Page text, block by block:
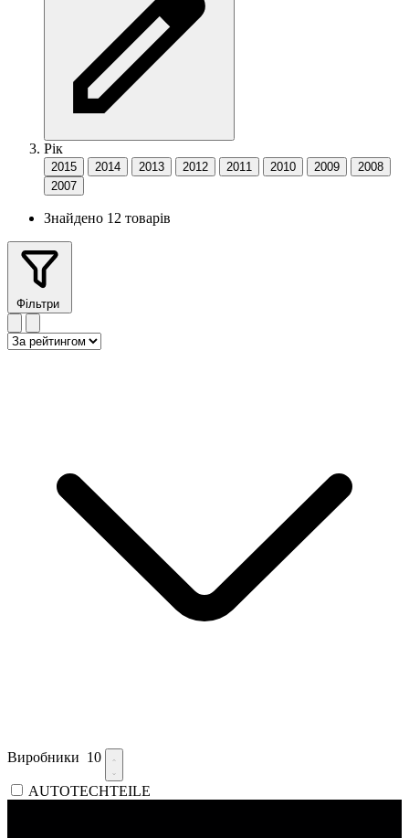
Рік
2015 2014 2013 2012 2011 2010 2009
2008
2007
Знайдено 12 товарів
Фільтри
Виробники 10
AUTOTECHTEILE